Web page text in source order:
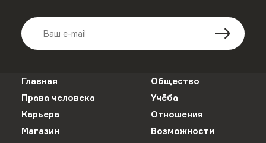
Главная
Общество
Права человека
Учёба
Карьера
Отношения
Магазин
Возможности